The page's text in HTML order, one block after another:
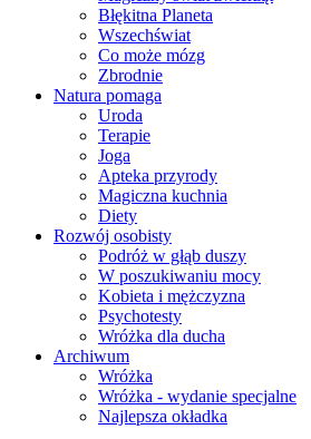
Błękitna Planeta
Wszechświat
Co może mózg
Zbrodnie
Natura pomaga
Uroda
Terapie
Joga
Apteka przyrody
Magiczna kuchnia
Diety
Rozwój osobisty
Podróż w głąb duszy
W poszukiwaniu mocy
Kobieta i mężczyzna
Psychotesty
Wróżka dla ducha
Archiwum
Wróżka
Wróżka - wydanie specjalne
Najlepsza okładka